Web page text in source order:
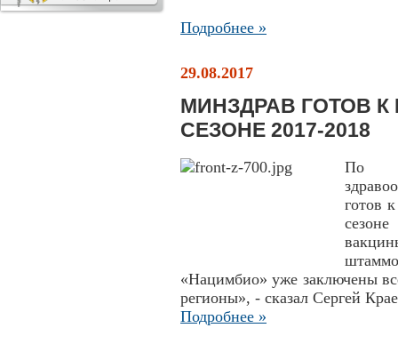
Подробнее »
29.08.2017
МИНЗДРАВ ГОТОВ
СЕЗОНЕ 2017-2018
По
готов
«Нацимбио» уже заключены
регионы», - сказал Сергей
Подробнее »